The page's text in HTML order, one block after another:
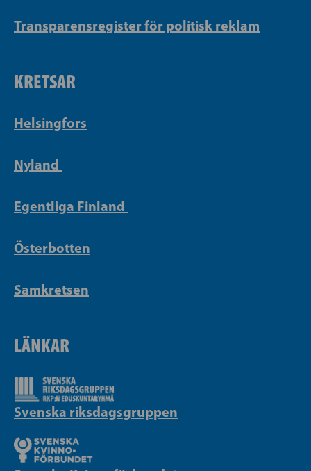
Transparensregister för politisk reklam
KRETSAR
Helsingfors
Nyland
Egentliga Finland
Österbotten
Samkretsen
LÄNKAR
Svenska riksdagsgruppen